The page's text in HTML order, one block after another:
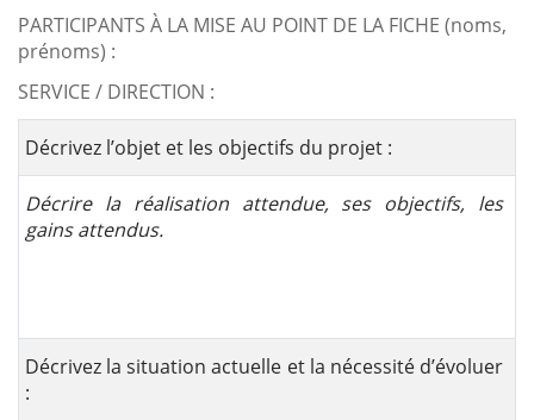
PARTICIPANTS À LA MISE AU POINT DE LA FICHE (noms,
prénoms) :
SERVICE / DIRECTION :
Décrivez l’objet et les objectifs du projet :
Décrire la réalisation attendue, ses objectifs, les
gains attendus.
Décrivez la situation actuelle et la nécessité d’évoluer
: